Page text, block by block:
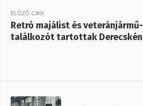
ELŐZŐ CIKK
Retró majálist és veteránjármű-
találkozót tartottak Derecskén